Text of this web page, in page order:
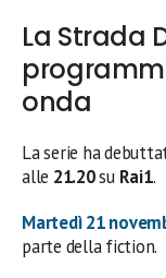
La Strada
onda
La serie ha
alle 21.20su Rai1.
Martedì 21
parte della fiction.